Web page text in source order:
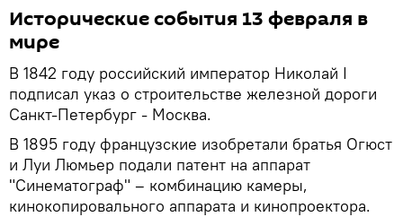
Исторические события 13 февраля в
мире
В 1842 году российский император Николай I
подписал указ о строительстве железной дороги
Санкт-Петербург - Москва.
В 1895 году французские изобретали братья Огюст
и Луи Люмьер подали патент на аппарат
"Синематограф" – комбинацию камеры,
кинокопировального аппарата и кинопроектора.